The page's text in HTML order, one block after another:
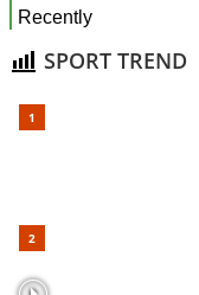
SPORT TREND